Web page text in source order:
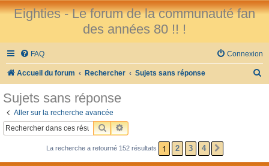
Eighties - Le forum de la communauté fan
des années 80 !! !
FAQ Connexion
Accueil du forum Rechercher Sujets sans réponse
Sujets sans réponse
Aller sur la recherche avancée
RECHERCHER
RECHERCHE AVANCÉE
La recherche a retourné 152 résultats 1 2 3 4